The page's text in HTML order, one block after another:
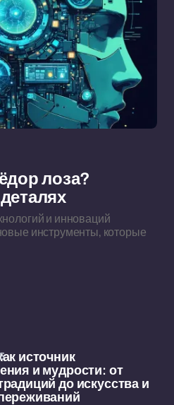
лоза?
и инноваций
инструменты, которые
источник
и мудрости: от
до искусства и